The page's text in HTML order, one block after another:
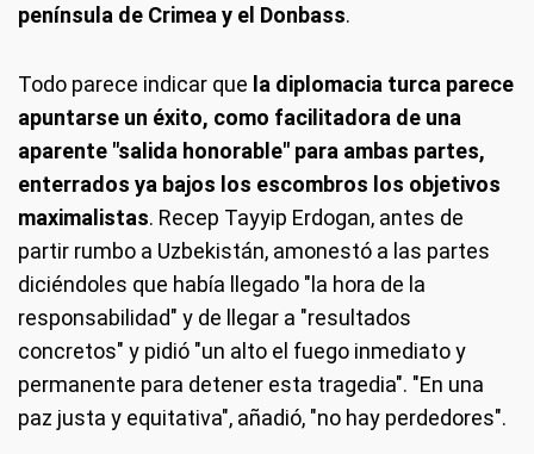
península de Crimea y el Donbass.
Todo parece indicar que la diplomacia turca parece
apuntarse un éxito, como facilitadora de una
aparente "salida honorable" para ambas partes,
enterrados ya bajos los escombros los objetivos
maximalistas. Recep Tayyip Erdogan, antes de
partir rumbo a Uzbekistán, amonestó a las partes
diciéndoles que había llegado "la hora de la
responsabilidad" y de llegar a "resultados
concretos" y pidió "un alto el fuego inmediato y
permanente para detener esta tragedia". "En una
paz justa y equitativa", añadió, "no hay perdedores".